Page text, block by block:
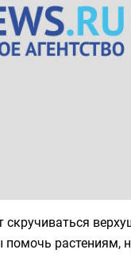
скручиваться
помочь растениям,